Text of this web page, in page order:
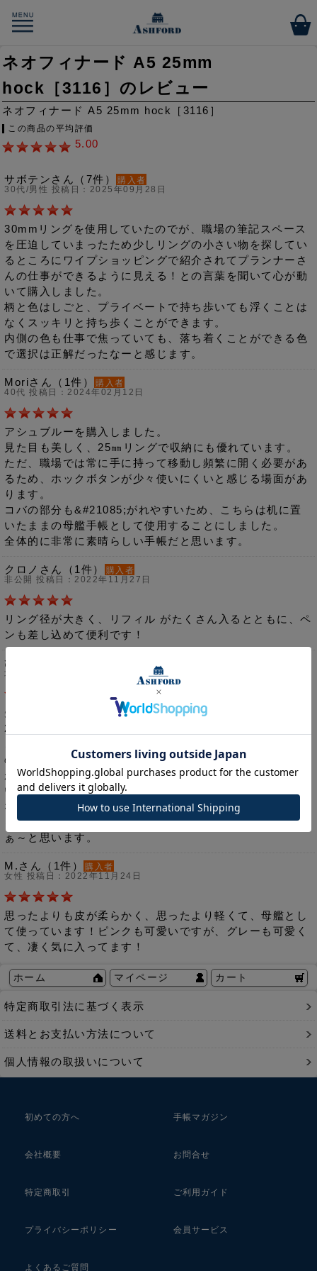
ネオフィナード A5 25mm
hock［3116］のレビュー
ネオフィナード A5 25mm hock［3116］
この商品の平均評価
5.00
サボテンさん（7件）
購入者
30代/男性 投稿日：2025年09月28日
30mmリングを使用していたのでが、職場の筆記スペース
を圧迫していまったため少しリングの小さい物を探してい
るところにワイプショッピングで紹介されてプランナーさ
んの仕事ができるように見える！との言葉を聞いて心が動
いて購入しました。
柄と色はしごと、プライベートで持ち歩いても浮くことは
なくスッキリと持ち歩くことができます。
内側の色も仕事で焦っていても、落ち着くことができる色
で選択は正解だったなーと感じます。
Moriさん（1件）
購入者
40代 投稿日：2024年02月12日
アシュブルーを購入しました。
見た目も美しく、25㎜リングで収納にも優れています。
ただ、職場では常に手に持って移動し頻繁に開く必要があ
るため、ホックボタンが少々使いにくいと感じる場面があ
ります。
コバの部分も&#21085;がれやすいため、こちらは机に置
いたままの母艦手帳として使用することにしました。
全体的に非常に素晴らしい手帳だと思います。
クロノさん（1件）
購入者
非公開 投稿日：2022年11月27日
リング径が大きく、リフィル がたくさん入るとともに、ペ
ンも差し込めて便利です！
ひろ丸さん（1件）
北海道/女性 投稿日：2022年11月26日
先にピンク15mmを使用してましたが 家置きの母艦用に
25mmのグレーを購入しました。
の型押しのおかげで高級感もありピンクと並ぶと気分が上
がり↑ます。私の場合、毎日使っていると目が慣れてしま
い、壊れてもいないのに少々飽きて来るときがあります。
なので、ピンク春秋、グレー夏冬と使い分けています。３
ヶ月ぶりにご対面すると、改めてどちらの色も いい色だな
ぁ～と思います。
M.さん（1件）
購入者
女性 投稿日：2022年11月24日
思ったよりも皮が柔らかく、思ったより軽くて、母艦とし
て使っています！ピンクも可愛いですが、グレーも可愛く
て、凄く気に入ってます！
ホーム マイページ カート
特定商取引法に基づく表示
送料とお支払い方法について
個人情報の取扱いについて
初めての方へ 手帳マガジン
会社概要 お問合せ
特定商取引 ご利用ガイド
プライバシーポリシー 会員サービス
よくあるご質問